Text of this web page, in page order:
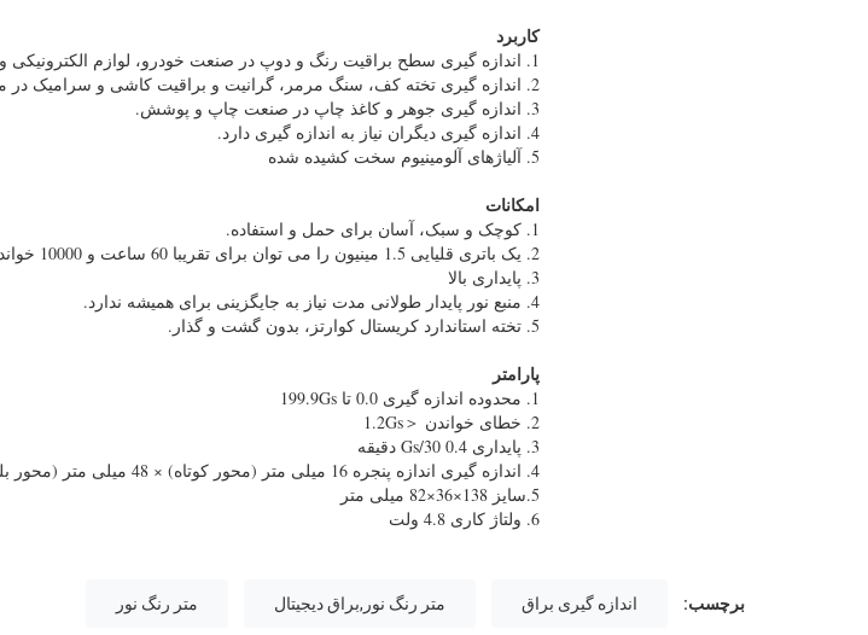
کاربرد
1. اندازه گیری سطح براقیت رنگ و دوپ در صنعت خودرو، لوازم الکترونیکی و آلات موسیقی.
2. اندازه گیری تخته کف، سنگ مرمر، گرانیت و براقیت کاشی و سرامیک در معماری، صنعت دکوراسیون.
3. اندازه گیری جوهر و کاغذ چاپ در صنعت چاپ و پوشش.
4. اندازه گیری دیگران نیاز به اندازه گیری دارد.
5. آلیاژهای آلومینیوم سخت کشیده شده
امکانات
1. کوچک و سبک، آسان برای حمل و استفاده.
2. یک باتری قلیایی 1.5 مینیون را می توان برای تقریبا 60 ساعت و 10000 خواندن استفاده کرد.
3. پایداری بالا
4. منبع نور پایدار طولانی مدت نیاز به جایگزینی برای همیشه ندارد.
5. تخته استاندارد کریستال کوارتز، بدون گشت و گذار.
پارامتر
1. محدوده اندازه گیری 0.0 تا 199.9Gs
2. خطای خواندن ＜1.2Gs
3. پایداری 0.4 Gs/30 دقیقه
4. اندازه گیری اندازه پنجره 16 میلی متر (محور کوتاه) × 48 میلی متر (محور بلند)
5.سایز 138×36×82 میلی متر
6. ولتاژ کاری 4.8 ولت
برچسب: اندازه گیری براق متر رنگ نور,براق دیجیتال متر رنگ نور